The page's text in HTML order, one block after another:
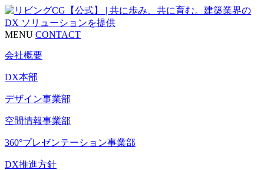
MENU CONTACT
会社概要
DX本部
デザイン事業部
空間情報事業部
360°プレゼンテーション事業部
DX推進方針